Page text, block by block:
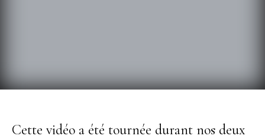
Cette vidéo a été tournée durant nos deux